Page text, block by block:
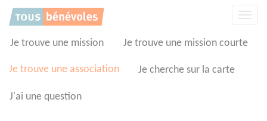
Je trouve une mission Je trouve une mission courte
Je trouve une association Je cherche sur la carte
J'ai une question
Panneau de gestion des cookies